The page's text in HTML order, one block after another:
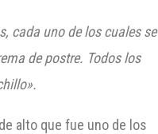
cada uno de los cuales se
de postre. Todos los
alto que fue uno de los